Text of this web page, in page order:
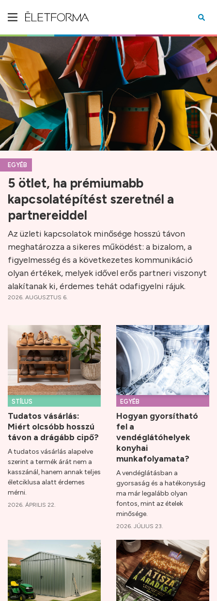
EGYÉB
5 ötlet, ha prémiumabb
kapcsolatépítést szeretnél a
partnereiddel
Az üzleti kapcsolatok minősége hosszú távon
meghatározza a sikeres működést: a bizalom, a
figyelmesség és a következetes kommunikáció
olyan értékek, melyek idővel erős partneri viszonyt
alakítanak ki, érdemes tehát odafigyelni rájuk.
2026. AUGUSZTUS 6.
STÍLUS
Tudatos vásárlás:
Miért olcsóbb hosszú
távon a drágább cipő?
A tudatos vásárlás alapelve
szerint a termék árát nem a
kasszánál, hanem annak teljes
életciklusa alatt érdemes
mérni.
2026. ÁPRILIS 22.
EGYÉB
Hogyan gyorsítható
fel a
vendéglátóhelyek
konyhai
munkafolyamata?
A vendéglátásban a
gyorsaság és a hatékonyság
ma már legalább olyan
fontos, mint az ételek
minősége.
2026. JÚLIUS 23.